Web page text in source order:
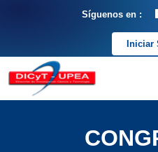
Síguenos en :
Iniciar